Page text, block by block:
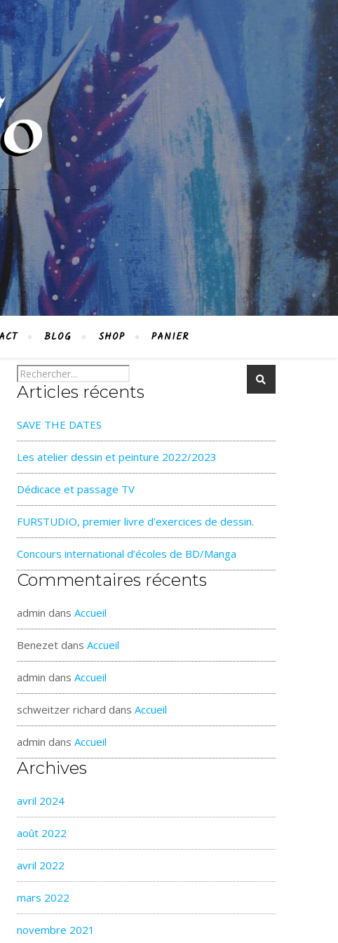
BLOG SHOP PANIER
Articles récents
SAVE THE DATES
Les atelier dessin et peinture 2022/2023
Dédicace et passage TV
FURSTUDIO, premier livre d’exercices de dessin.
Concours international d’écoles de BD/Manga
Commentaires récents
admin dansAccueil
Benezet dansAccueil
admin dansAccueil
schweitzer richard dansAccueil
admin dansAccueil
Archives
avril 2024
août 2022
avril 2022
mars 2022
novembre 2021